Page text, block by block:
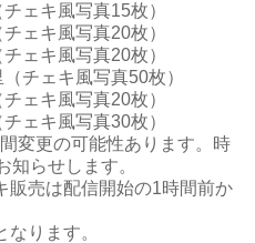
ェキ風写真15枚）
ェキ風写真20枚）
ェキ風写真20枚）
チェキ風写真50枚）
ェキ風写真20枚）
ェキ風写真30枚）
変更の可能性あります。時
知らせします。
売は配信開始の1時間前か
ります。